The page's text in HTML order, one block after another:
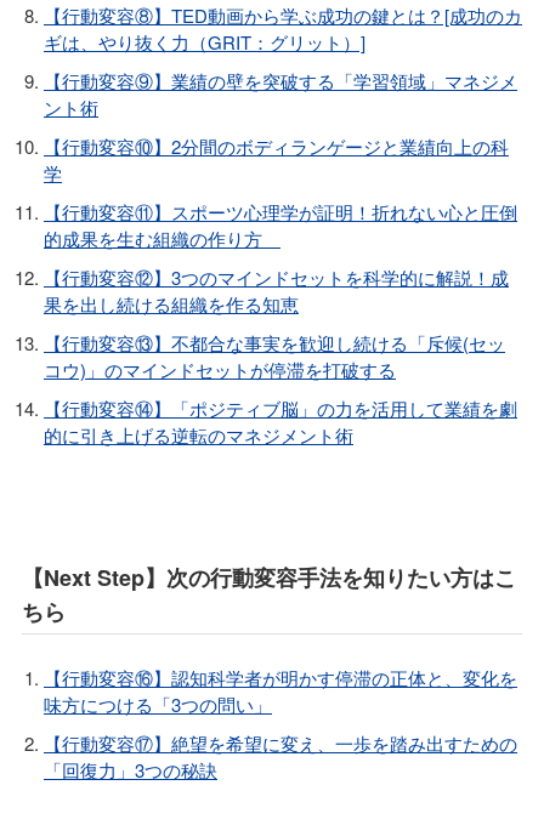
【行動変容⑧】TED動画から学ぶ成功の鍵とは？[成功のカ
ギは、やり抜く力（GRIT：グリット）]
【行動変容⑨】業績の壁を突破する「学習領域」マネジメ
ント術
【行動変容⑩】2分間のボディランゲージと業績向上の科
学
【行動変容⑪】スポーツ心理学が証明！折れない心と圧倒
的成果を生む組織の作り方
【行動変容⑫】3つのマインドセットを科学的に解説！成
果を出し続ける組織を作る知恵
【行動変容⑬】不都合な事実を歓迎し続ける「斥候(セッ
コウ)」のマインドセットが停滞を打破する
【行動変容⑭】「ポジティブ脳」の力を活用して業績を劇
的に引き上げる逆転のマネジメント術
【Next Step】次の行動変容手法を知りたい方はこ
ちら
【行動変容⑯】認知科学者が明かす停滞の正体と、変化を
味方につける「3つの問い」
【行動変容⑰】絶望を希望に変え、一歩を踏み出すための
「回復力」3つの秘訣